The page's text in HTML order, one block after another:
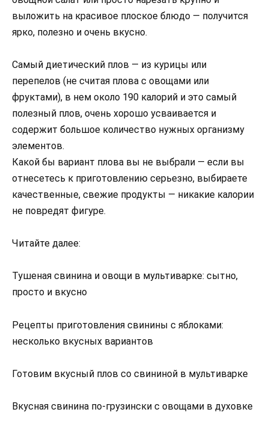
выложить на красивое плоское блюдо — получится
ярко, полезно и очень вкусно.
Самый диетический плов — из курицы или
перепелов (не считая плова с овощами или
фруктами), в нем около 190 калорий и это самый
полезный плов, очень хорошо усваивается и
содержит большое количество нужных организму
элементов.
Какой бы вариант плова вы не выбрали — если вы
отнесетесь к приготовлению серьезно, выбираете
качественные, свежие продукты — никакие калории
не повредят фигуре.
Читайте далее:
Тушеная свинина и овощи в мультиварке: сытно,
просто и вкусно
Рецепты приготовления свинины с яблоками:
несколько вкусных вариантов
Готовим вкусный плов со свининой в мультиварке
Вкусная свинина по-грузински с овощами в духовке